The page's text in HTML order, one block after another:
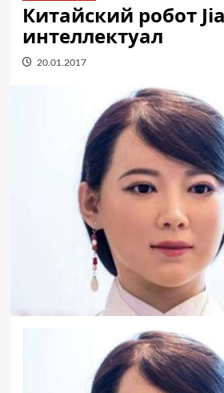
Китайский робот
интеллектуал
20.01.2017